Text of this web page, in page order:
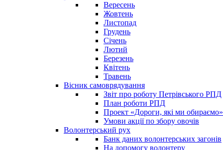
Вересень
Жовтень
Листопад
Грудень
Січень
Лютий
Березень
Квітень
Травень
Вісник самоврядування
Звіт про роботу Петрівського РПД
План роботи РПД
Проект «Дороги, які ми обираємо»
Умови акції по збору овочів
Волонтерський рух
Банк даних волонтерських загонів
На допомогу волонтеру